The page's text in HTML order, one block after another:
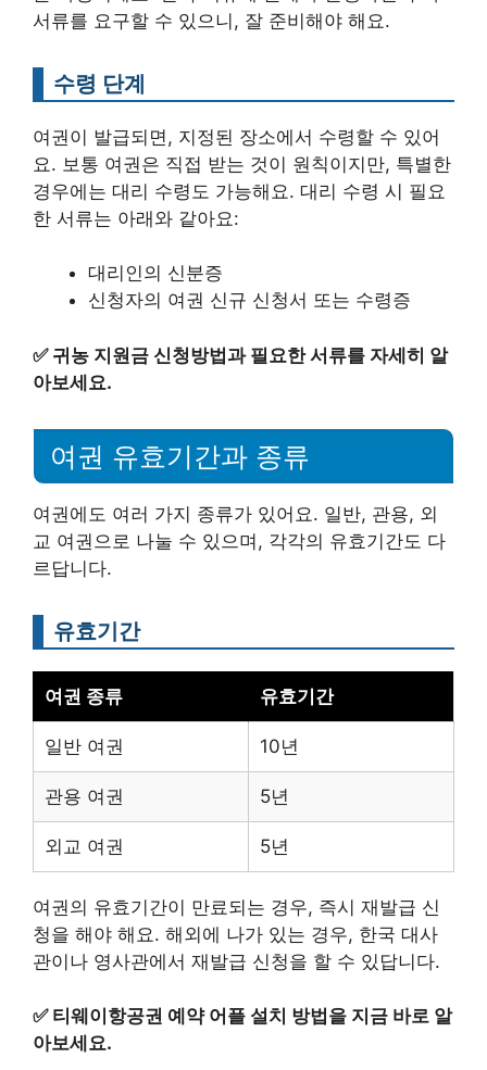
서류를 요구할 수 있으니, 잘 준비해야 해요.
수령 단계
여권이 발급되면, 지정된 장소에서 수령할 수 있어
요. 보통 여권은 직접 받는 것이 원칙이지만, 특별한
경우에는 대리 수령도 가능해요. 대리 수령 시 필요
한 서류는 아래와 같아요:
대리인의 신분증
신청자의 여권 신규 신청서 또는 수령증
✅ 귀농 지원금 신청방법과 필요한 서류를 자세히 알
아보세요.
여권 유효기간과 종류
여권에도 여러 가지 종류가 있어요. 일반, 관용, 외
교 여권으로 나눌 수 있으며, 각각의 유효기간도 다
르답니다.
유효기간
여권 종류 유효기간
일반 여권 10년
관용 여권 5년
외교 여권 5년
여권의 유효기간이 만료되는 경우, 즉시 재발급 신
청을 해야 해요. 해외에 나가 있는 경우, 한국 대사
관이나 영사관에서 재발급 신청을 할 수 있답니다.
✅ 티웨이항공권 예약 어플 설치 방법을 지금 바로 알
아보세요.